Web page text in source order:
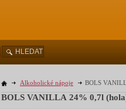
Alkoholické nápoje BOLS
BOLS VANILLA 24% 0,7l
HLEDAT